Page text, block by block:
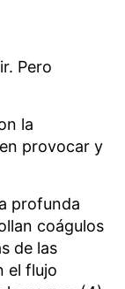
Pero
la
provocar y
profunda
coágulos
de las
el flujo